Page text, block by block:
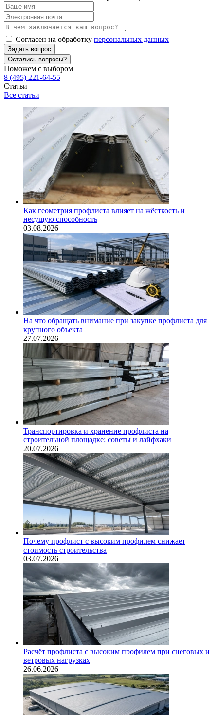
Согласен на обработку персональных данных
Задать вопрос
Остались вопросы?
Поможем с выбором
8 (495) 221-64-55
Статьи
Все статьи
Как геометрия профлиста влияет на жёсткость и
несущую способность
03.08.2026
На что обращать внимание при закупке профлиста для
крупного объекта
27.07.2026
Транспортировка и хранение профлиста на
строительной площадке: советы и лайфхаки
20.07.2026
Почему профлист с высоким профилем снижает
стоимость строительства
03.07.2026
Расчёт профлиста с высоким профилем при снеговых и
ветровых нагрузках
26.06.2026